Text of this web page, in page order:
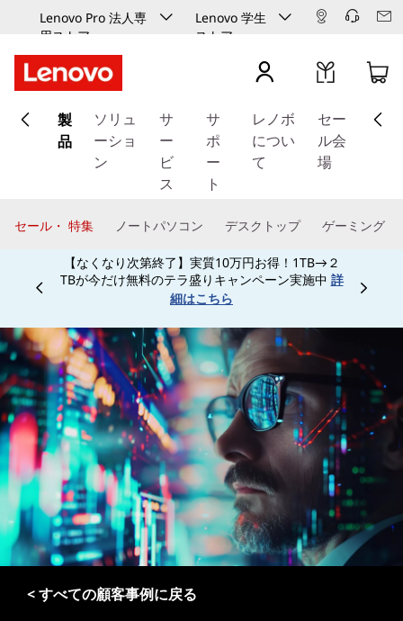
Lenovo Pro 法人専
用ストア
Lenovo 学生
ストア
イ
ン
ッ
プ
す
る
製
品
ソリュ
ーショ
ン
サ
ー
ビ
ス
サ
ポ
ー
ト
レノボ
につい
て
セー
ル会
場
セール・ 特集 ノートパソコン デスクトップ ゲーミング
【なくなり次第終了】実質10万円お得！1TB→２
TBが今だけ無料のテラ盛りキャンペーン実施中 詳
細はこちらCurrently displaying item 3 of
< すべての顧客事例に戻る